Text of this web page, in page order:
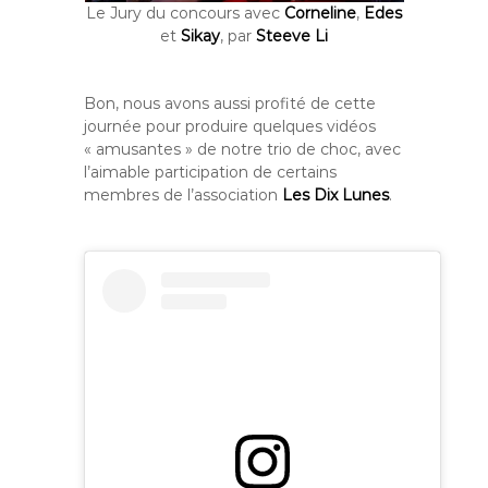
Le Jury du concours avec Corneline, Edes
et Sikay, par Steeve Li
Bon, nous avons aussi profité de cette
journée pour produire quelques vidéos
« amusantes » de notre trio de choc, avec
l’aimable participation de certains
membres de l’association Les Dix Lunes.